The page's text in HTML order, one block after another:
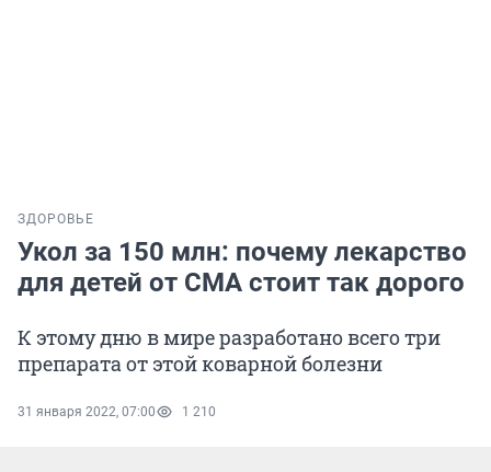
ЗДОРОВЬЕ
Укол за 150 млн: почему лекарство
для детей от СМА стоит так дорого
К этому дню в мире разработано всего три
препарата от этой коварной болезни
31 января 2022, 07:00 1 210